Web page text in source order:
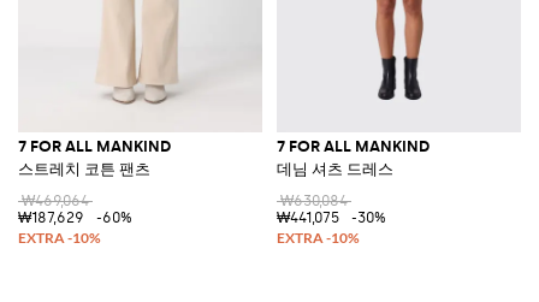
7 FOR ALL MANKIND
스트레치 코튼 팬츠
₩469,064
₩187,629
-60%
7 FOR ALL MANKIND
데님 셔츠 드레스
₩630,084
₩441,075
-30%